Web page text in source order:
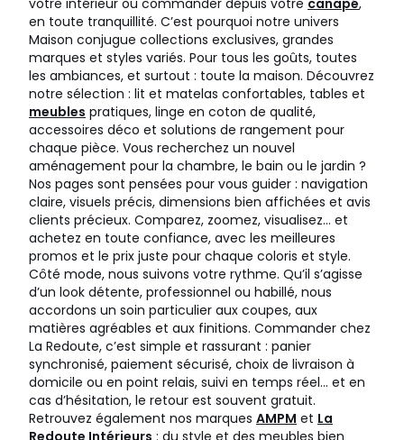
en toute tranquillité. C’est pourquoi notre univers
Maison conjugue collections exclusives, grandes
marques et styles variés. Pour tous les goûts, toutes
les ambiances, et surtout : toute la maison. Découvrez
notre sélection : lit et matelas confortables, tables et
meubles pratiques, linge en coton de qualité,
accessoires déco et solutions de rangement pour
chaque pièce. Vous recherchez un nouvel
aménagement pour la chambre, le bain ou le jardin ?
Nos pages sont pensées pour vous guider : navigation
claire, visuels précis, dimensions bien affichées et avis
clients précieux. Comparez, zoomez, visualisez… et
achetez en toute confiance, avec les meilleures
promos et le prix juste pour chaque coloris et style.
Côté mode, nous suivons votre rythme. Qu’il s’agisse
d’un look détente, professionnel ou habillé, nous
accordons un soin particulier aux coupes, aux
matières agréables et aux finitions. Commander chez
La Redoute, c’est simple et rassurant : panier
synchronisé, paiement sécurisé, choix de livraison à
domicile ou en point relais, suivi en temps réel… et en
cas d’hésitation, le retour est souvent gratuit.
Retrouvez également nos marques AMPM et La
Redoute Intérieurs : du style et des meubles bien